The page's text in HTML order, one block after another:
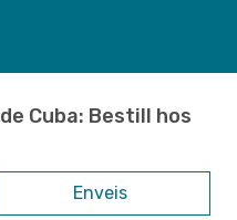
Cuba: Bestill hos
Enveis